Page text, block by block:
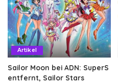
Artikel
Sailor Moon bei ADN: SuperS
entfernt, Sailor Stars